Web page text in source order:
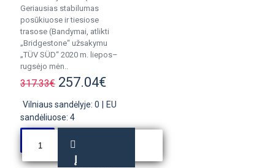
Geriausias stabilumas
posūkiuose ir tiesiose
trasose (Bandymai, atlikti
„Bridgestone“ užsakymu
„TÜV SÜD“ 2020 m. liepos–
rugsėjo mėn..
317.33€ 257.04€
Vilniaus sandėlyje: 0
EU
sandėliuose: 4
Į